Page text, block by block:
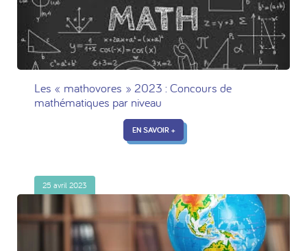
Les « mathovores » 2023 : Concours de
mathématiques par niveau
EN SAVOIR +
25 avril 2023